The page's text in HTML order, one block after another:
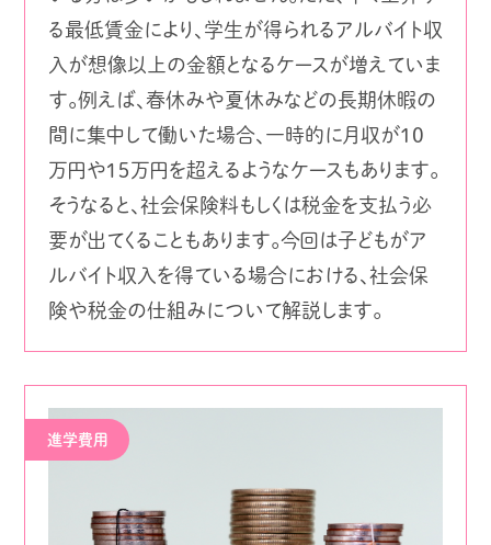
る最低賃金により、学生が得られるアルバイト収
入が想像以上の金額となるケースが増えていま
す。例えば、春休みや夏休みなどの長期休暇の
間に集中して働いた場合、一時的に月収が10
万円や１５万円を超えるようなケースもあります。
そうなると、社会保険料もしくは税金を支払う必
要が出てくることもあります。今回は子どもがア
ルバイト収入を得ている場合における、社会保
険や税金の仕組みについて解説します。
進学費用